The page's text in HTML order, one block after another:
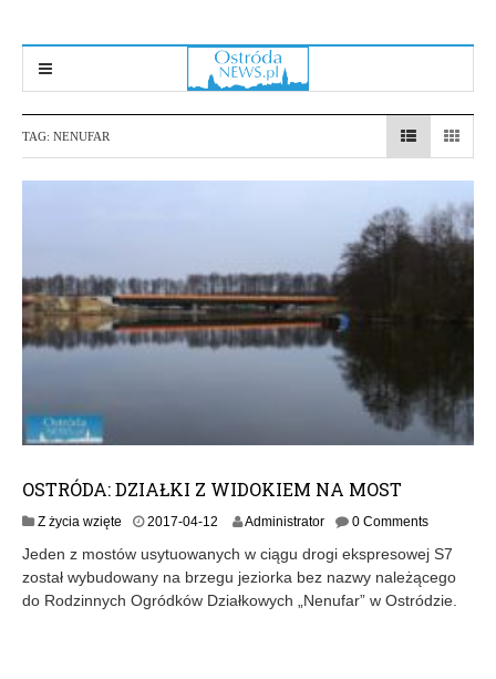
TAG: NENUFAR
OSTRÓDA: DZIAŁKI Z WIDOKIEM NA MOST
Z życia wzięte 2017-04-12
1
7
-
Administrator 0 Comments
Jeden z mostów usytuowanych w ciągu drogi ekspresowej S7
został wybudowany na brzegu jeziorka bez nazwy należącego
do Rodzinnych Ogródków Działkowych „Nenufar” w Ostródzie.